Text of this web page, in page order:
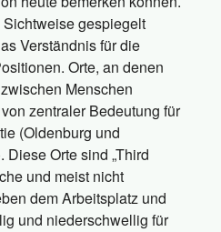
gespiegelt
Verständnis für die
Orte, an denen
Menschen
zentraler Bedeutung für
(Oldenburg und
Orte sind „Third
und meist nicht
dem Arbeitsplatz und
und niederschwellig für